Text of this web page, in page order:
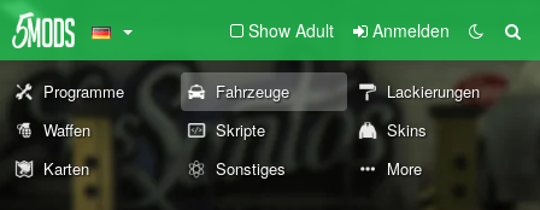
Show Adult Anmelden
Programme Fahrzeuge
Lackierungen
Waffen
Skripte
Skins
Karten
Sonstiges More